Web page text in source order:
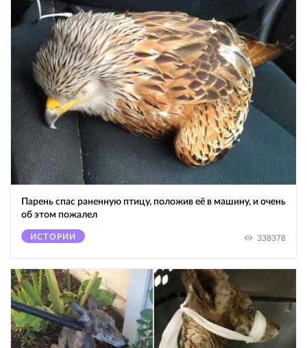
Парень спас раненную птицу, положив её в машину, и очень
об этом пожалел
ИСТОРИИ 338378